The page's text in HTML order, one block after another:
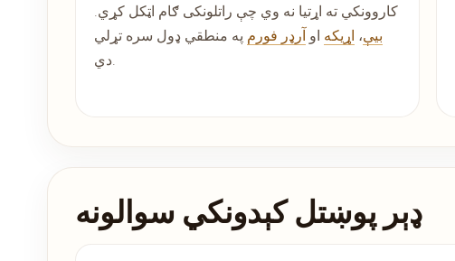
کاروونکي ته اړتیا نه وي چې راتلونکی ګام اټکل کړي.
بیې، اړیکه او آرډر فورم په منطقي ډول سره تړلي
دي.
ډېر پوښتل کېدونکي سوالونه